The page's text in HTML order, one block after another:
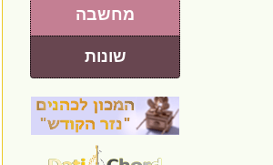
מחשבה
שונות